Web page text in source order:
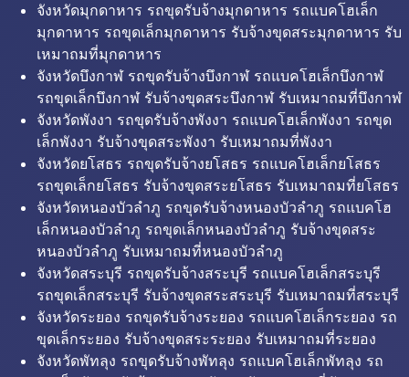
จังหวัดมุกดาหาร รถขุดรับจ้างมุกดาหาร รถแบคโฮเล็ก
มุกดาหาร รถขุดเล็กมุกดาหาร รับจ้างขุดสระมุกดาหาร รับ
เหมาถมที่มุกดาหาร
จังหวัดบึงกาฬ รถขุดรับจ้างบึงกาฬ รถแบคโฮเล็กบึงกาฬ
รถขุดเล็กบึงกาฬ รับจ้างขุดสระบึงกาฬ รับเหมาถมที่บึงกาฬ
จังหวัดพังงา รถขุดรับจ้างพังงา รถแบคโฮเล็กพังงา รถขุด
เล็กพังงา รับจ้างขุดสระพังงา รับเหมาถมที่พังงา
จังหวัดยโสธร รถขุดรับจ้างยโสธร รถแบคโฮเล็กยโสธร
รถขุดเล็กยโสธร รับจ้างขุดสระยโสธร รับเหมาถมที่ยโสธร
จังหวัดหนองบัวลำภู รถขุดรับจ้างหนองบัวลำภู รถแบคโฮ
เล็กหนองบัวลำภู รถขุดเล็กหนองบัวลำภู รับจ้างขุดสระ
หนองบัวลำภู รับเหมาถมที่หนองบัวลำภู
จังหวัดสระบุรี รถขุดรับจ้างสระบุรี รถแบคโฮเล็กสระบุรี
รถขุดเล็กสระบุรี รับจ้างขุดสระสระบุรี รับเหมาถมที่สระบุรี
จังหวัดระยอง รถขุดรับจ้างระยอง รถแบคโฮเล็กระยอง รถ
ขุดเล็กระยอง รับจ้างขุดสระระยอง รับเหมาถมที่ระยอง
จังหวัดพัทลุง รถขุดรับจ้างพัทลุง รถแบคโฮเล็กพัทลุง รถ